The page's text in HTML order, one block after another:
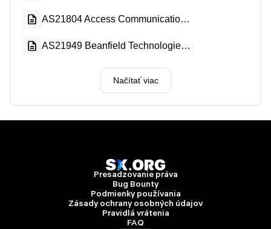
AS21804 Access Communications Co-operative Limited
AS21949 Beanfield Technologies Inc.
Načítať viac
Presadzovanie práva
Bug Bounty
Podmienky používania
Zásady ochrany osobných údajov
Pravidlá vrátenia
FAQ